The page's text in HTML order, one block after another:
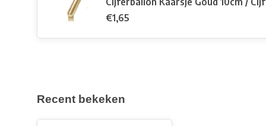
€1,65
Recent bekeken